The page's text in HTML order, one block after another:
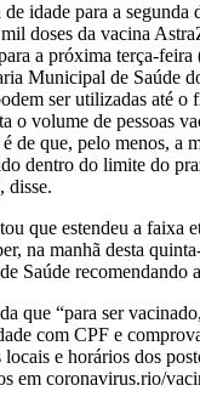
idade para a segunda
doses da vacina
a próxima terça-
Municipal de Saúde
ser utilizadas até o
o volume de pessoas
de que, pelo menos, a
dentro do limite do
disse.
que estendeu a faixa
na manhã desta
Saúde recomendando
que “para ser
com CPF e
locais e horários dos
em coronavirus.rio/